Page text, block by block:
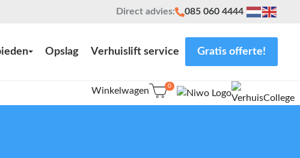
Direct advies: 085 060 4444
Opslag Verhuislift service Gratis offerte!
Winkelwagen 0